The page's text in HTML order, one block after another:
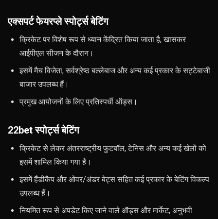
एक्सपर्ट फेयरप्ले स्पोर्ट्स बेटिंग
क्रिकेट पर विशेष रूप से ध्यान केंद्रित किया जाता है, खासकर
आईपीएल सीजन के दौरान।
इसमें मैच विजेता, सर्वश्रेष्ठ बल्लेबाज और अन्य कई प्रकार के सट्टेबाजी
बाजार उपलब्ध हैं।
प्रमुख आयोजनों के लिए प्रतिस्पर्धी ऑड्स।
22bet स्पोर्ट्स बेटिंग
क्रिकेट से लेकर अंतरराष्ट्रीय फुटबॉल, टेनिस और अन्य कई खेलों को
इसमें शामिल किया गया है।
इसमें हैंडीकैप और ओवर/अंडर बेट्स सहित कई प्रकार के बेटिंग विकल्प
उपलब्ध हैं।
नियमित रूप से अपडेट किए जाने वाले ऑड्स और मार्केट, अनुभवी